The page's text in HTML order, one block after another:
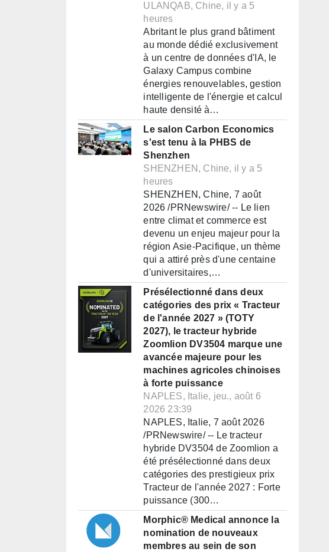
ULANQAB, Chine, il y a 5
heures
Abritant le plus grand bâtiment
au monde dédié exclusivement
à un centre de données d'IA, le
Galaxy Campus combine
énergies renouvelables, gestion
intelligente de l'énergie et calcul
haute densité à…
Le salon Carbon Economics
s'est tenu à la PHBS de
Shenzhen
SHENZHEN, Chine, il y a 5
heures
SHENZHEN, Chine, 7 août
2026 /PRNewswire/ -- Le lien
entre climat et commerce est
devenu un enjeu majeur pour la
région Asie-Pacifique, un thème
qui a attiré près d'une centaine
d'universitaires,…
Présélectionné dans deux
catégories des prix « Tracteur
de l'année 2027 » (TOTY
2027), le tracteur hybride
Zoomlion DV3504 marque une
avancée majeure pour les
machines agricoles chinoises
à forte puissance
NAPLES, Italie, jeu., août 6
2026 23:39
NAPLES, Italie, 7 août 2026
/PRNewswire/ -- Le tracteur
hybride DV3504 de Zoomlion a
été présélectionné dans deux
catégories des prestigieux prix
Tracteur de l'année 2027 : Forte
puissance (300…
Morphic® Medical annonce la
nomination de nouveaux
membres au sein de son